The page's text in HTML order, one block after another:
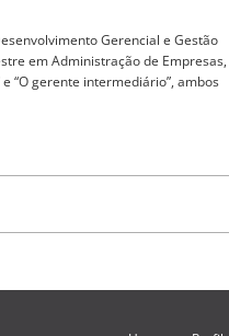
Gerencial e Gestão
em Administração de Empresas,
“O gerente intermediário”, ambos